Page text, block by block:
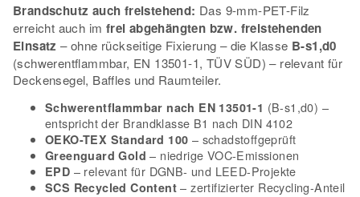
Brandschutz auch freistehend: Das 9-mm-PET-Filz
erreicht auch im frei abgehängten bzw. freistehenden
Einsatz – ohne rückseitige Fixierung – die Klasse B-s1,d0
(schwerentflammbar, EN 13501-1, TÜV SÜD) – relevant für
Deckensegel, Baffles und Raumteiler.
Schwerentflammbar nach EN 13501-1 (B-s1,d0) –
entspricht der Brandklasse B1 nach DIN 4102
OEKO-TEX Standard 100 – schadstoffgeprüft
Greenguard Gold – niedrige VOC-Emissionen
EPD – relevant für DGNB- und LEED-Projekte
SCS Recycled Content – zertifizierter Recycling-Anteil